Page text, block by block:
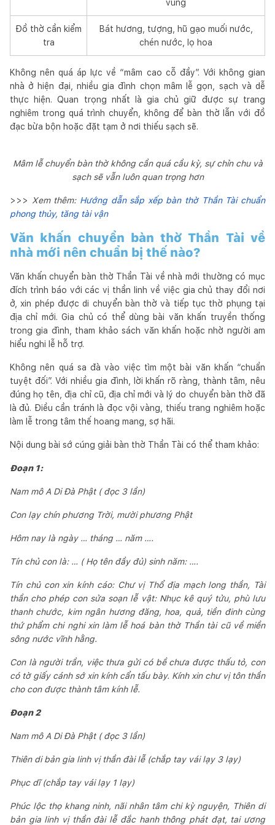
vùng
Đồ thờ cần kiểm
tra
Bát hương, tượng, hũ gạo muối nước,
chén nước, lọ hoa
Không nên quá áp lực về “mâm cao cỗ đầy”. Với không gian
nhà ở hiện đại, nhiều gia đình chọn mâm lễ gọn, sạch và dễ
thực hiện. Quan trọng nhất là gia chủ giữ được sự trang
nghiêm trong quá trình chuyển, không để bàn thờ lẫn với đồ
đạc bừa bộn hoặc đặt tạm ở nơi thiếu sạch sẽ.
Mâm lễ chuyển bàn thờ không cần quá cầu kỳ, sự chỉn chu và
sạch sẽ vẫn luôn quan trọng hơn
>>> Xem thêm: Hướng dẫn sắp xếp bàn thờ Thần Tài chuẩn
phong thủy, tăng tài vận
Văn khấn chuyển bàn thờ Thần Tài về
nhà mới nên chuẩn bị thế nào?
Văn khấn chuyển bàn thờ Thần Tài về nhà mới thường có mục
đích trình báo với các vị thần linh về việc gia chủ thay đổi nơi
ở, xin phép được di chuyển bàn thờ và tiếp tục thờ phụng tại
địa chỉ mới. Gia chủ có thể dùng bài văn khấn truyền thống
trong gia đình, tham khảo sách văn khấn hoặc nhờ người am
hiểu nghi lễ hỗ trợ.
Không nên quá sa đà vào việc tìm một bài văn khấn “chuẩn
tuyệt đối”. Với nhiều gia đình, lời khấn rõ ràng, thành tâm, nêu
đúng họ tên, địa chỉ cũ, địa chỉ mới và lý do chuyển bàn thờ đã
là đủ. Điều cần tránh là đọc vội vàng, thiếu trang nghiêm hoặc
làm lễ trong tâm thế hoang mang, sợ hãi.
Nội dung bài sớ cúng giải bàn thờ Thần Tài có thể tham khảo:
Đoạn 1:
Nam mô A Di Đà Phật ( đọc 3 lần)
Con lạy chín phương Trời, mười phương Phật
Hôm nay là ngày … tháng … năm ….
Tín chủ con là: … ( Họ tên đầy đủ) sinh năm: ….
Tín chủ con xin kính cáo: Chư vị Thổ địa mạch long thần, Tài
thần cho phép con sửa soạn lễ vật: Nhục kê quý tửu, phù lưu
thanh chước, kim ngân hương đăng, hoa, quả, tiền đinh cùng
thứ phẩm chi nghi xin làm lễ hoá bàn thờ Thần tài cũ về miền
sông nước vĩnh hằng.
Con là người trần, việc thưa gửi có bề chưa được thấu tỏ, con
có tờ giấy cánh sớ xin kính cẩn tấu bày. Kính xin chư vị tôn thần
cho con được thành tâm kính lễ.
Đoạn 2
Nam mô A Di Đà Phật ( đọc 3 lần)
Thiên di bản gia linh vị thần đài lễ (chắp tay vái lạy 3 lạy)
Phục dĩ (chắp tay vái lạy 1 lạy)
Phúc lộc thọ khang ninh, nãi nhân tâm chi kỳ nguyện, Thiên di
bản gia linh vị thần đài lễ đắc hanh thông phát đạt, tai ương